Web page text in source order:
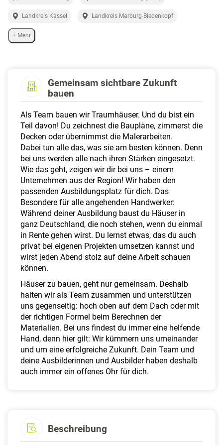
Landkreis Kassel Landkreis Marburg-Biedenkopf
+ Mehr
Gemeinsam sichtbare Zukunft
bauen
Als Team bauen wir Traumhäuser. Und du bist ein
Teil davon! Du zeichnest die Baupläne, zimmerst die
Decken oder übernimmst die Malerarbeiten.
Dabei tun alle das, was sie am besten können. Denn
bei uns werden alle nach ihren Stärken eingesetzt.
Wie das geht, zeigen wir dir bei uns – einem
Unternehmen aus der Region! Wir haben den
passenden Ausbildungsplatz für dich. Das
Besondere für alle angehenden Handwerker:
Während deiner Ausbildung baust du Häuser in
ganz Deutschland, die noch stehen, wenn du einmal
in Rente gehen wirst. Du lernst etwas, das du auch
privat bei eigenen Projekten umsetzen kannst und
wirst jeden Abend stolz auf deine Arbeit schauen
können.
Häuser zu bauen, geht nur gemeinsam. Deshalb
halten wir als Team zusammen und unterstützen
uns gegenseitig: hoch oben auf dem Dach oder mit
der richtigen Formel beim Berechnen der
Materialien. Bei uns findest du immer eine helfende
Hand, denn hier gilt: Wir kümmern uns umeinander
und um eine erfolgreiche Zukunft. Dein Team und
deine Ausbilderinnen und Ausbilder haben deshalb
auch immer ein offenes Ohr für dich.
Beschreibung